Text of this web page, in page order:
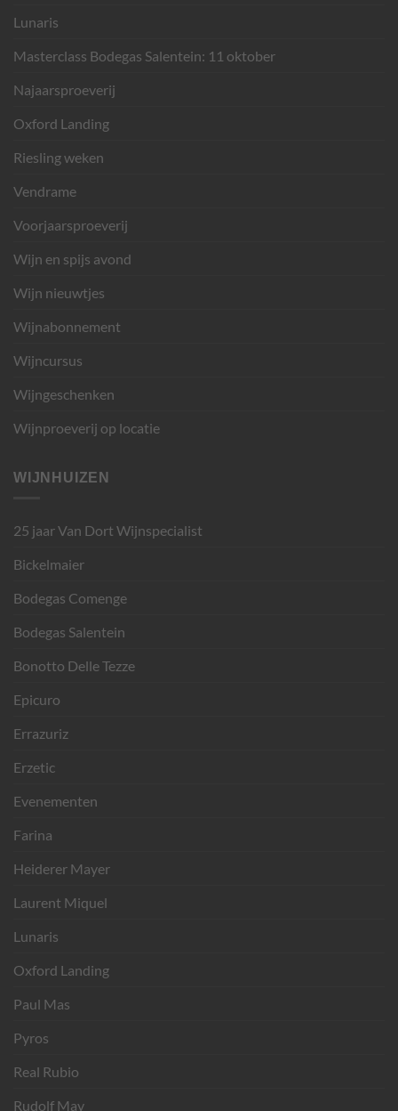
Lunaris
Masterclass Bodegas Salentein: 11 oktober
Najaarsproeverij
Oxford Landing
Riesling weken
Vendrame
Voorjaarsproeverij
Wijn en spijs avond
Wijn nieuwtjes
Wijnabonnement
Wijncursus
Wijngeschenken
Wijnproeverij op locatie
WIJNHUIZEN
25 jaar Van Dort Wijnspecialist
Bickelmaier
Bodegas Comenge
Bodegas Salentein
Bonotto Delle Tezze
Epicuro
Errazuriz
Erzetic
Evenementen
Farina
Heiderer Mayer
Laurent Miquel
Lunaris
Oxford Landing
Paul Mas
Pyros
Real Rubio
Rudolf May